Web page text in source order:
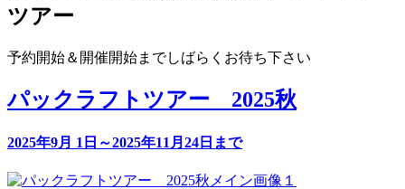
ツアー
予約開始＆開催開始までしばらくお待ち下さい
パックラフトツアー 2025秋
2025年9月 1日～2025年11月24日まで